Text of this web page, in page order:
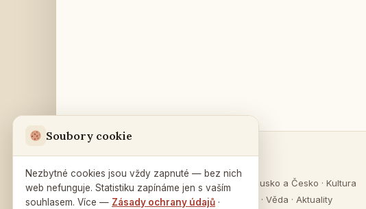
v Praze
Na Zátorce 16
O Rusku Rusko a Česko · Kultura
Vzdělávání
· Věda · Aktuality
Soubory cookie
Nezbytné cookies jsou vždy zapnuté — bez nich
web nefunguje. Statistiku zapínáme jen s vaším
souhlasem. Více — Zásady ochrany údajů ·